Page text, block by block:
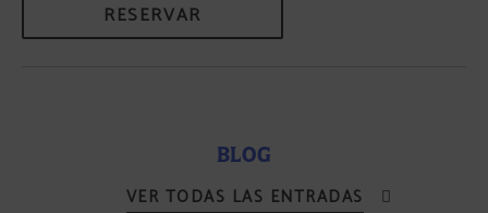
RESERVAR
BLOG
VER TODAS LAS ENTRADAS